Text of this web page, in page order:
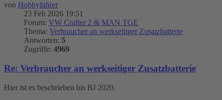
von Hobbyfahrer
23 Feb 2026 19:51
Forum: VW Crafter 2 & MAN TGE
Thema: Verbraucher an werkseitiger Zusatzbatterie
Antworten: 5
Zugriffe: 4969
Re: Verbraucher an werkseitiger Zusatzbatterie
Hier ist es beschrieben bis BJ 2020.